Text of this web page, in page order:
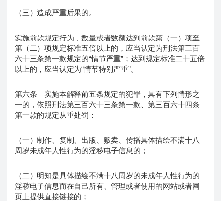
（三）造成严重后果的。
实施前款规定行为，数量或者数额达到前款第（一）项至
第（二）项规定标准五倍以上的，应当认定为刑法第三百
六十三条第一款规定的“情节严重”；达到规定标准二十五倍
以上的，应当认定为“情节特别严重”。
第六条 实施本解释前五条规定的犯罪，具有下列情形之
一的，依照刑法第三百六十三条第一款、第三百六十四条
第一款的规定从重处罚：
（一）制作、复制、出版、贩卖、传播具体描绘不满十八
周岁未成年人性行为的淫秽电子信息的；
（二）明知是具体描绘不满十八周岁的未成年人性行为的
淫秽电子信息而在自己所有、管理或者使用的网站或者网
页上提供直接链接的；